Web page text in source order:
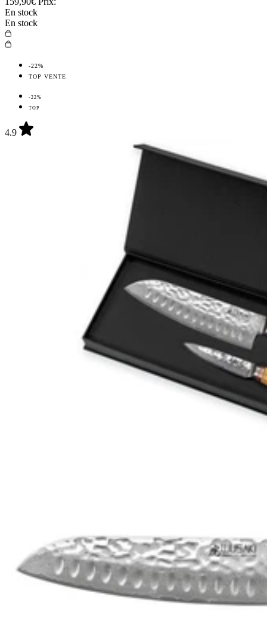
En stock
En stock
-22%
TOP VENTE
-22%
TOP
4.9